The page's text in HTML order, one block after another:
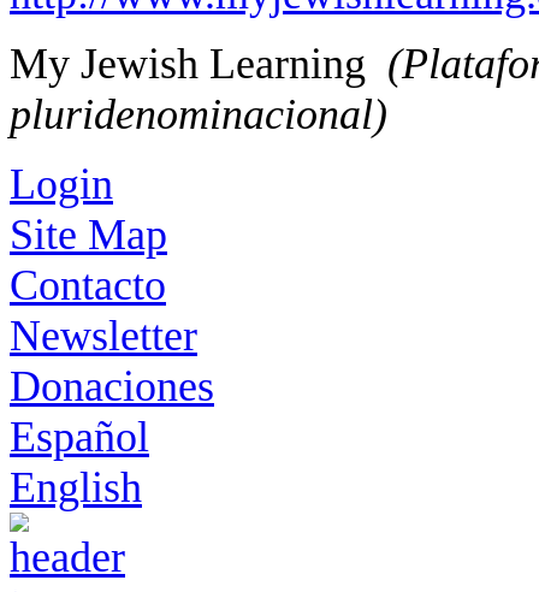
My Jewish Learning
pluridenominacional)
Login
Site Map
Contacto
Newsletter
Donaciones
Español
English